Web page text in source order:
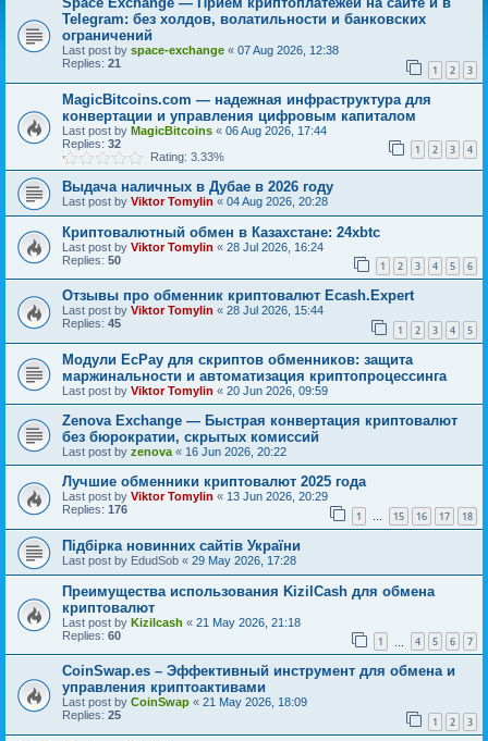
Telegram: без холдов, волатильности и банковских
ограничений
Last post by space-exchange « 07 Aug 2026, 12:38
Replies: 21 1 2 3
MagicBitcoins.com — надежная инфраструктура для
конвертации и управления цифровым капиталом
Last post by MagicBitcoins « 06 Aug 2026, 17:44
Replies: 32 1 2 3 4
Rating: 3.33%
Выдача наличных в Дубае в 2026 году
Last post by Viktor Tomylin « 04 Aug 2026, 20:28
Криптовалютный обмен в Казахстане: 24xbtc
Last post by Viktor Tomylin « 28 Jul 2026, 16:24
Replies: 50 1 2 3 4 5 6
Отзывы про обменник криптовалют Ecash.Expert
Last post by Viktor Tomylin « 28 Jul 2026, 15:44
Replies: 45 1 2 3 4 5
Модули EcPay для скриптов обменников: защита
маржинальности и автоматизация криптопроцессинга
Last post by Viktor Tomylin « 20 Jun 2026, 09:59
Zenova Exchange — Быстрая конвертация криптовалют
без бюрократии, скрытых комиссий
Last post by zenova « 16 Jun 2026, 20:22
Лучшие обменники криптовалют 2025 года
Last post by Viktor Tomylin « 13 Jun 2026, 20:29
Replies: 176 1 … 15 16 17 18
Підбірка новинних сайтів України
Last post by EdudSob « 29 May 2026, 17:28
Преимущества использования KizilCash для обмена
криптовалют
Last post by Kizilcash « 21 May 2026, 21:18
Replies: 60 1 4 5 6 7
CoinSwap.es – Эффективный инструмент для обмена и
управления криптоактивами
Last post by CoinSwap « 21 May 2026, 18:09
Replies: 25 1 2 3